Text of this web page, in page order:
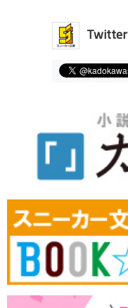
Twitter